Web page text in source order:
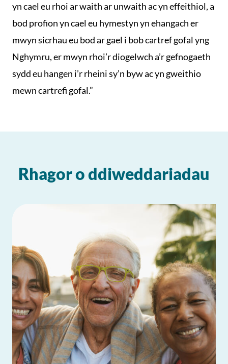
yn cael eu rhoi ar waith ar unwaith ac yn effeithiol, a
bod profion yn cael eu hymestyn yn ehangach er
mwyn sicrhau eu bod ar gael i bob cartref gofal yng
Nghymru, er mwyn rhoi’r diogelwch a’r gefnogaeth
sydd eu hangen i’r rheini sy’n byw ac yn gweithio
mewn cartrefi gofal.”
Rhagor o ddiweddariadau